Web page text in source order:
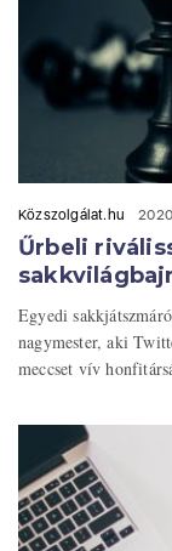
Közszolgálat.hu
Űrbeli
Egyedi
nagymester, aki
meccset vív